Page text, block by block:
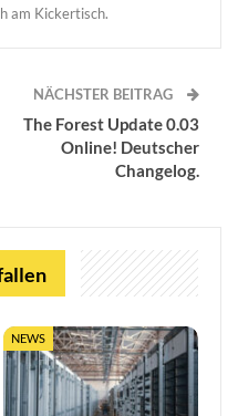
am Kickertisch.
NÄCHSTER BEITRAG
The Forest Update 0.03
Online! Deutscher
Changelog.
NEWS